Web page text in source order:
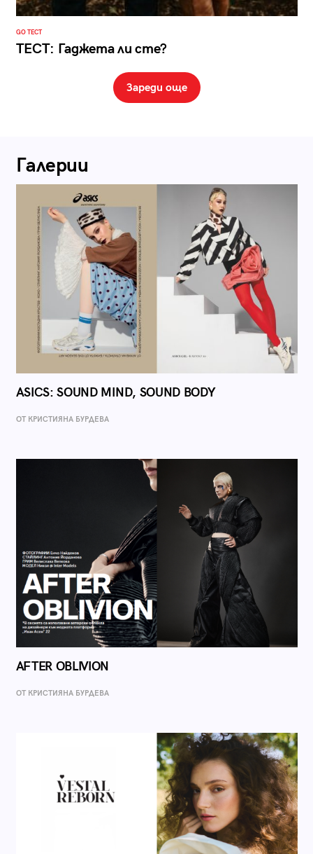
GO ТЕСТ
ТЕСТ: Гаджета ли сте?
Зареди още
Галерии
ASICS: SOUND MIND, SOUND BODY
ОТ КРИСТИЯНА БУРДЕВА
AFTER OBLIVION
ОТ КРИСТИЯНА БУРДЕВА